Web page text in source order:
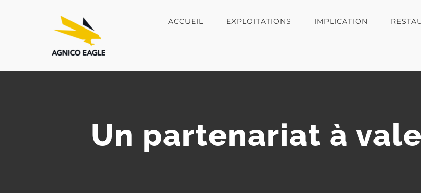
ACCUEIL EXPLOITATIONS IMPLICATION
Un partenariat à